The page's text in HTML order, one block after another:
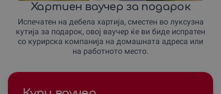
Овој подарок ваучер не е само обична услуга, туку
инвестиција во твојата самодоверба.
Избери го својот омилен третман од менито на ЦЕО
СПА и дозволи му на тимот да ги надмине твоите
Подари емоција која трае, резервирај го твоето следно
доживување уште денес преку gifto.mk!
Хартиен ваучер за подарок
Испечатен на дебела хартија, сместен во луксузна
кутија за подарок, овој ваучер ќе ви биде испратен
со курирска компанија на домашната адреса или
на работното место.